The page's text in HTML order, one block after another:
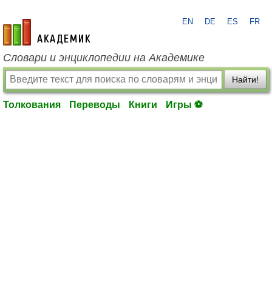
academic.ru
EN DE ES FR
Словари и энциклопедии на Академике
Найти!
Толкования Переводы Книги Игры ⚽